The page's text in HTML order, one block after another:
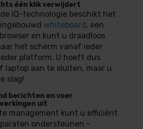
één klik verwijdert
iQ-technologie beschikt het
whiteboard, een
en kunt u draadloos
het scherm vanaf ieder
platform. U hoeft dus
laptop aan te sluiten, maar u
slag!
berichten en voer
uit
management kunt u efficiënt
ondersteunen -